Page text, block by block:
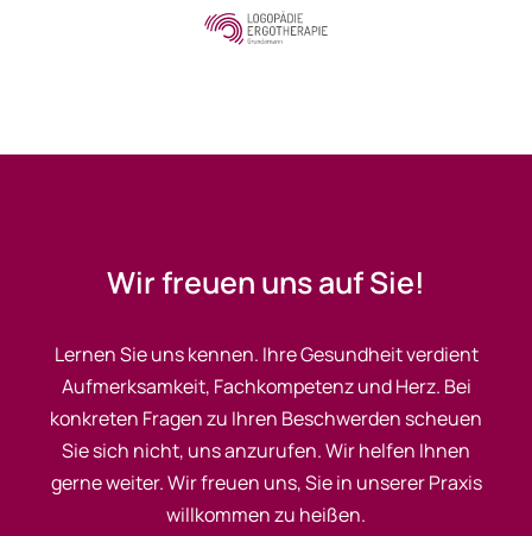
Wir freuen uns auf Sie!
Lernen Sie uns kennen. Ihre Gesundheit verdient
Aufmerksamkeit, Fachkompetenz und Herz. Bei
konkreten Fragen zu Ihren Beschwerden scheuen
Sie sich nicht, uns anzurufen. Wir helfen Ihnen
gerne weiter. Wir freuen uns, Sie in unserer Praxis
willkommen zu heißen.